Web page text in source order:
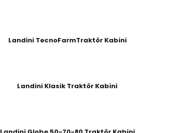
Landini TecnoFarmTraktör Kabini
Landini Klasik Traktör Kabini